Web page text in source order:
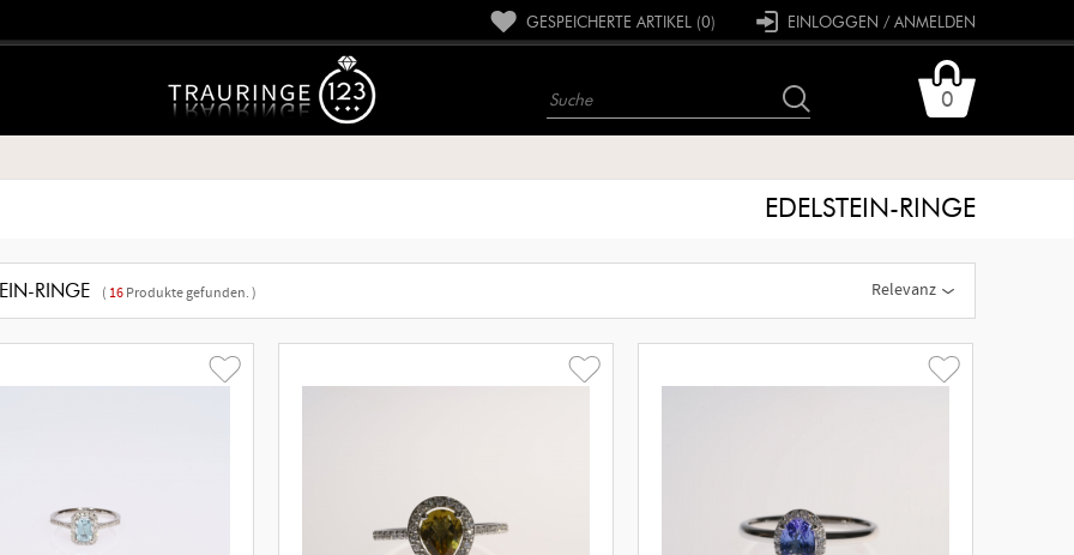
GESPEICHERTE ARTIKEL (0) EINLOGGEN / ANMELDEN
0
EDELSTEIN-RINGE
RINGE ( 16Produkte gefunden. )